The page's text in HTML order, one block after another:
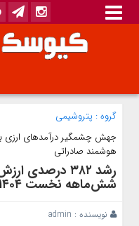
گروه : پتروشیمی
جهش چشمگیر درآمدهای ارزی
هوشمند صادراتی
رشد ۳۸۲ درصدی
شش‌ماهه نخست ۱۴۰۴
نویسنده : admin